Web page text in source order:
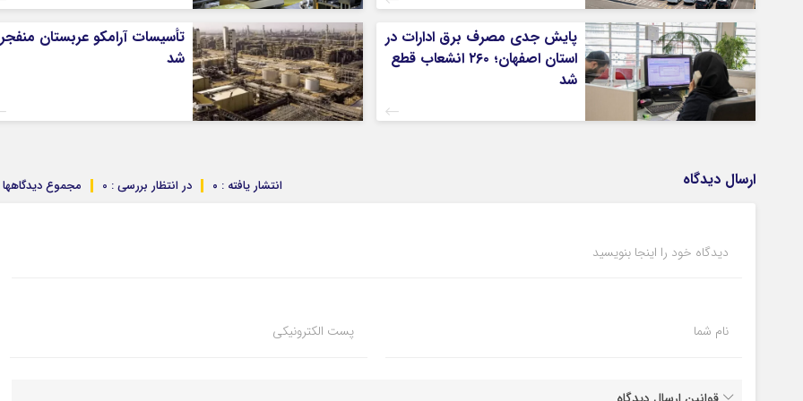
پایش جدی مصرف برق ادارات در
استان اصفهان؛ ۲۶۰ انشعاب قطع
شد
تأسیسات آرامکو عربستان منفجر
شد
ارسال دیدگاه مجموع دیدگاهها در انتظار بررسی : 0 انتشار یافته : ۰
دیدگاه خود را اینجا بنویسید
نام شما پست الکترونیکی